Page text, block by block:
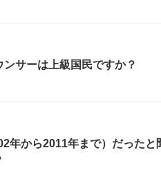
サーは上級国民ですか？
年から2011年まで）だったと